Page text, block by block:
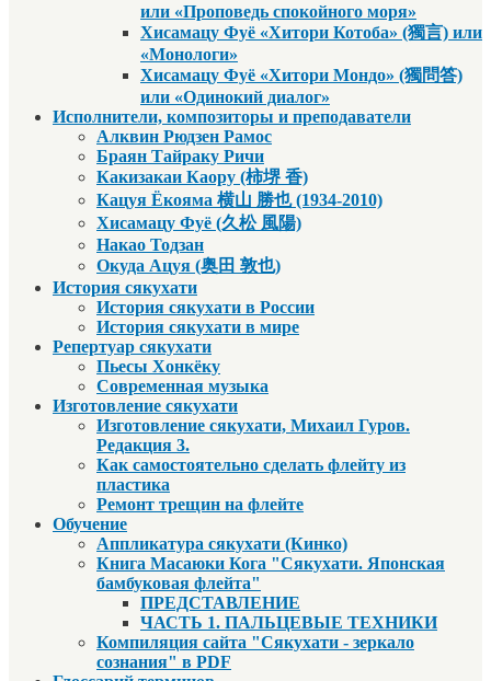
или «Проповедь спокойного моря»
Хисамацу Фуё «Хитори Котоба» (獨言) или
«Монологи»
Хисамацу Фуё «Хитори Мондо» (獨問答)
или «Одинокий диалог»
Исполнители, композиторы и преподаватели
Алквин Рюдзен Рамос
Браян Тайраку Ричи
Какизакаи Каору (柿堺 香)
Кацуя Ёкояма 横山 勝也 (1934-2010)
Хисамацу Фуё (久松 風陽)
Накао Тодзан
Окуда Ацуя (奥田 敦也)
История сякухати
История сякухати в России
История сякухати в мире
Репертуар сякухати
Пьесы Хонкёку
Современная музыка
Изготовление сякухати
Изготовление сякухати, Михаил Гуров.
Редакция 3.
Как самостоятельно сделать флейту из
пластика
Ремонт трещин на флейте
Обучение
Аппликатура сякухати (Кинко)
Книга Масаюки Кога "Сякухати. Японская
бамбуковая флейта"
ПРЕДСТАВЛЕНИЕ
ЧАСТЬ 1. ПАЛЬЦЕВЫЕ ТЕХНИКИ
Компиляция сайта "Сякухати - зеркало
сознания" в PDF